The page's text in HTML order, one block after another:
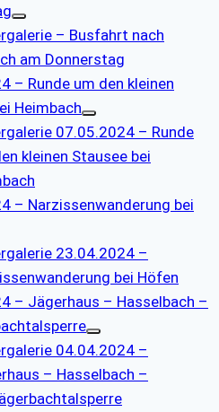
– Busfahrt nach
am Donnerstag
– Runde um den kleinen
Heimbach
07.05.2024 – Runde
kleinen Stausee bei
– Narzissenwanderung bei
23.04.2024 –
bei Höfen
– Jägerhaus – Hasselbach –
04.04.2024 –
– Hasselbach –